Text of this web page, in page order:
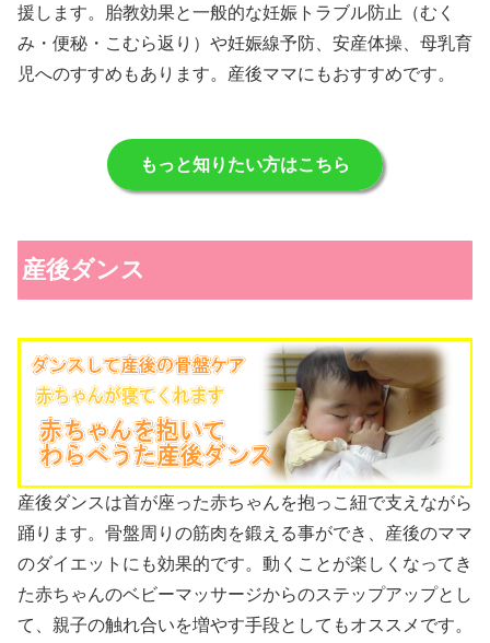
援します。胎教効果と一般的な妊娠トラブル防止（むく
み・便秘・こむら返り）や妊娠線予防、安産体操、母乳育
児へのすすめもあります。産後ママにもおすすめです。
もっと知りたい方はこちら
産後ダンス
産後ダンスは首が座った赤ちゃんを抱っこ紐で支えながら
踊ります。骨盤周りの筋肉を鍛える事ができ、産後のママ
のダイエットにも効果的です。動くことが楽しくなってき
た赤ちゃんのベビーマッサージからのステップアップとし
て、親子の触れ合いを増やす手段としてもオススメです。